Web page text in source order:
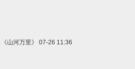
《山河万里》 07-26 11:36